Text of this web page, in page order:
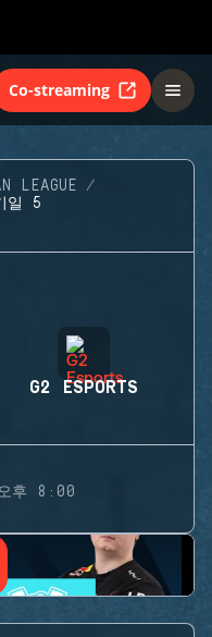
Co-streaming
LEAGUE
일 5
G2 ESPORTS
후 8:00